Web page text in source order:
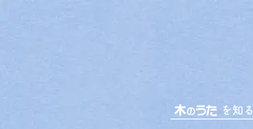
を知る